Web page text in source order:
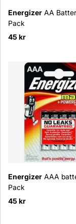
Energizer AA
Pack
45 kr
Energizer AAA
Pack
45 kr